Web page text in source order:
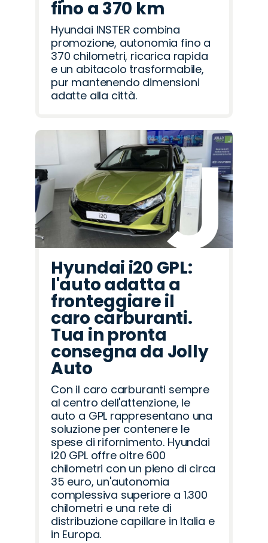
fino a 370 km
Hyundai INSTER combina
promozione, autonomia fino a
370 chilometri, ricarica rapida
e un abitacolo trasformabile,
pur mantenendo dimensioni
adatte alla città.
Hyundai i20 GPL:
l'auto adatta a
fronteggiare il
caro carburanti.
Tua in pronta
consegna da Jolly
Auto
Con il caro carburanti sempre
al centro dell'attenzione, le
auto a GPL rappresentano una
soluzione per contenere le
spese di rifornimento. Hyundai
i20 GPL offre oltre 600
chilometri con un pieno di circa
35 euro, un'autonomia
complessiva superiore a 1.300
chilometri e una rete di
distribuzione capillare in Italia e
in Europa.